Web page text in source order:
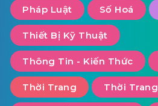
Pháp Luật Số Hoá
Thiết Bị Kỹ Thuật
Thông Tin - Kiến Thức
Thời Trang Thời Trang